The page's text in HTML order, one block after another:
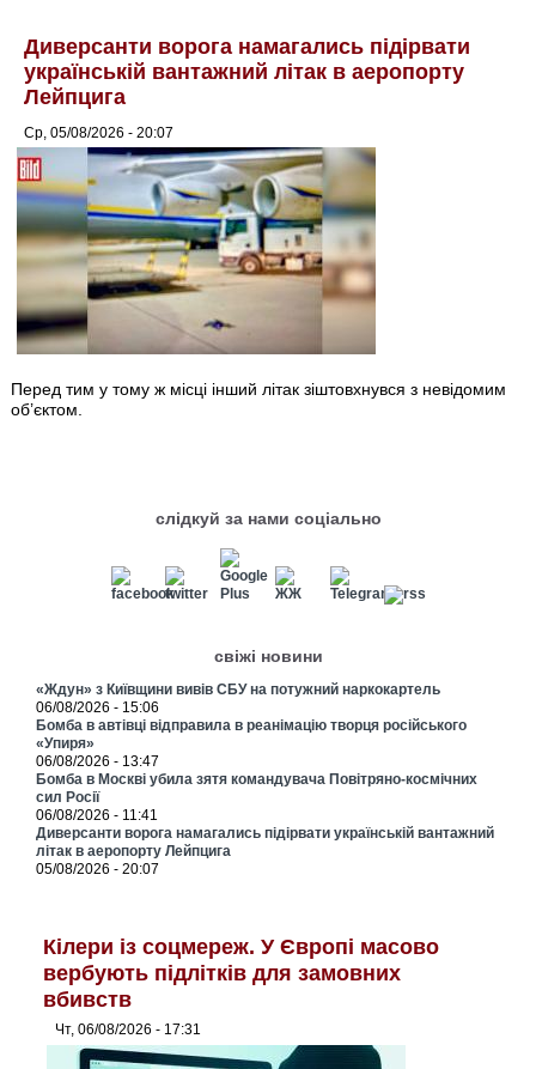
Диверсанти ворога намагались підірвати
українській вантажний літак в аеропорту
Лейпцига
Ср, 05/08/2026 - 20:07
Перед тим у тому ж місці інший літак зіштовхнувся з невідомим
об’єктом.
слідкуй за нами соціально
свіжі новини
«Ждун» з Київщини вивів СБУ на потужний наркокартель
06/08/2026 - 15:06
Бомба в автівці відправила в реанімацію творця російського
«Упиря»
06/08/2026 - 13:47
Бомба в Москві убила зятя командувача Повітряно-космічних
сил Росії
06/08/2026 - 11:41
Диверсанти ворога намагались підірвати українській вантажний
літак в аеропорту Лейпцига
05/08/2026 - 20:07
Кілери із соцмереж. У Європі масово
вербують підлітків для замовних
вбивств
Чт, 06/08/2026 - 17:31